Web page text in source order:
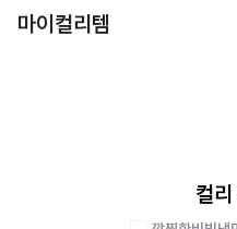
마이컬리템
컬